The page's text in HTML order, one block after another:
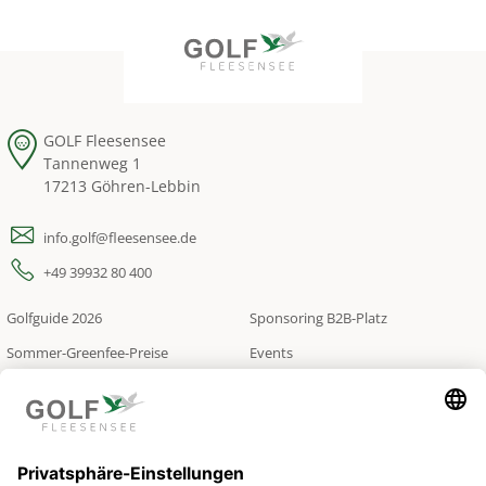
GOLF Fleesensee
Tannenweg 1
17213 Göhren-Lebbin
info.golf@fleesensee.de
+49 39932 80 400
Golfguide 2026
Sommer-Greenfee-Preise
Leihequipment-Preise
TrackMan Simulator
Sponsoring B2B-Platz
Events